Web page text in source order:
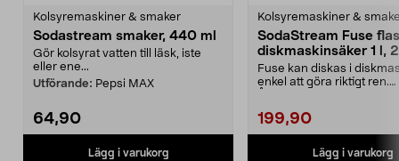
Kolsyremaskiner & smaker
Sodastream smaker, 440 ml
Gör kolsyrat vatten till läsk, iste
eller ene...
Utförande: Pepsi MAX
64,90
Lägg i varukorg
Kolsyremaskiner &
SodaStream Fuse
diskmaskinsäker 1 l,
Fuse kan diskas i
enkel att göra riktigt ren.
199,90
Lägg i varukorg